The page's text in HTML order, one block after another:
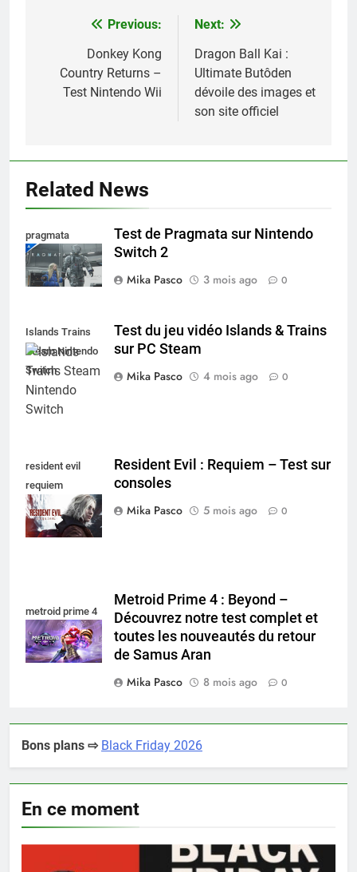
Navigation
l’article
Previous:
Donkey Kong
Country Returns –
Test Nintendo Wii
Next:
Dragon Ball Kai :
Ultimate Butôden
dévoile des images et
son site officiel
Related News
pragmata
Test de Pragmata sur Nintendo
Switch 2
Mika Pasco
3 mois ago 0
Islands Trains
Steam Nintendo
Switch
Test du jeu vidéo Islands & Trains
sur PC Steam
Mika Pasco
4 mois ago 0
resident evil
requiem
nintendo switch
Resident Evil : Requiem – Test sur
consoles
Mika Pasco
5 mois ago 0
metroid prime 4
Metroid Prime 4 : Beyond –
Découvrez notre test complet et
toutes les nouveautés du retour
de Samus Aran
Mika Pasco
8 mois ago 0
Bons plans ⇨ Black Friday 2026
En ce moment